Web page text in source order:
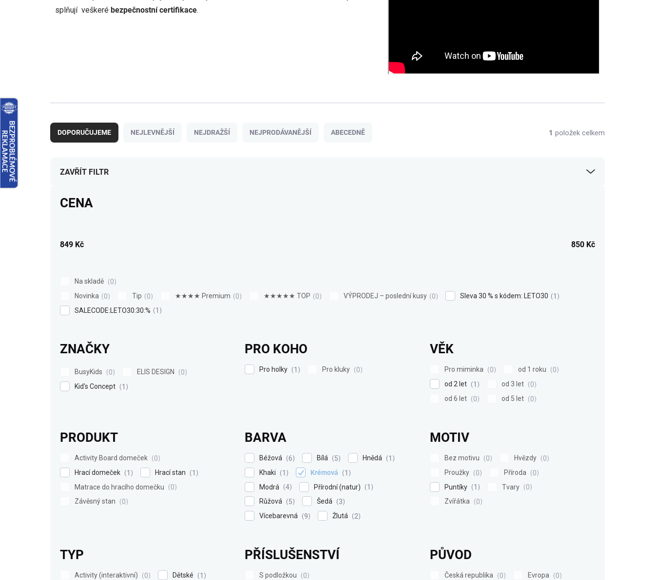
splňují veškeré bezpečnostní certifikace.
a
z
DOPORUČUJEME NEJLEVNĚJŠÍ NEJDRAŽŠÍ NEJPRODÁVANĚJŠÍ ABECEDNĚ 1 položek celkem
ZAVŘÍT FILTR
CENA
849 Kč 850 Kč
Na skladě
0
Novinka
0 Tip 0 ★★★★ Premium 0 ★★★★★ TOP 0 VÝPRODEJ – poslední kusy 0 Sleva 30 % s kódem: LETO30
1
SALECODE:LETO30:30:%
1
ZNAČKY
BusyKids 0 ELIS DESIGN
0
Kid's Concept
1
PRO KOHO
Pro holky 1 Pro kluky 0
VĚK
Pro miminka 0 od 1 roku
0
od 2 let
1 od 3 let
0
od 6 let
0 od 5 let 0
PRODUKT
Activity Board domeček
0
Hrací domeček
1 Hrací stan
1
Matrace do hracího domečku
0
Závěsný stan
0
BARVA
Béžová 6 Bílá 5 Hnědá
1
Khaki
1 Krémová
1
Modrá
4 Přírodní (natur)
1
Růžová
5 Šedá
3
Vícebarevná
9 Žlutá 2
MOTIV
Bez motivu 0 Hvězdy
0
Proužky
0 Příroda
0
Puntíky
1 Tvary
0
Zvířátka
0
TYP
Activity (interaktivní) 0 Dětské
1
PŘÍSLUŠENSTVÍ
S podložkou 0
PŮVOD
Česká republika 0 Evropa 0